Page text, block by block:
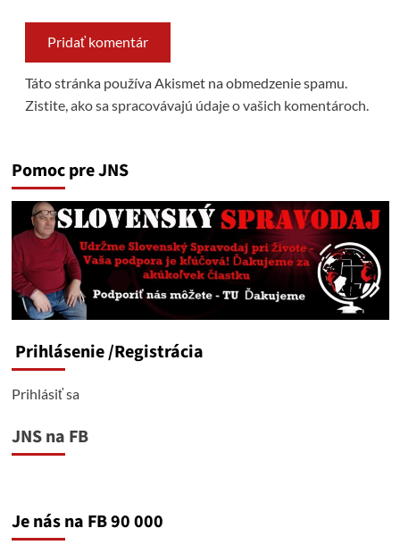
Táto stránka používa Akismet na obmedzenie spamu.
Zistite, ako sa spracovávajú údaje o vašich komentároch.
Pomoc pre JNS
Prihlásenie/Registrácia
Prihlásiť sa
JNS na FB
Je nás na FB 90 000